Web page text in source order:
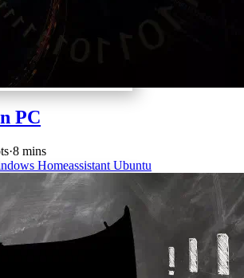
PC
·8 mins
Homeassistant Ubuntu